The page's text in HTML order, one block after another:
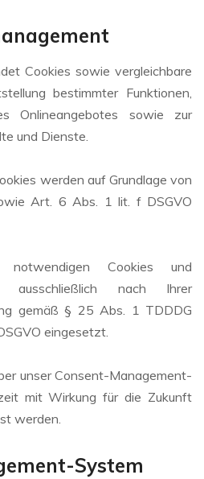
Cookies sowie vergleichbare
bestimmter Funktionen,
Onlineangebotes sowie zur
und Dienste.
werden auf Grundlage von
Art. 6 Abs. 1 lit. f DSGVO
Cookies und
ausschließlich nach Ihrer
gemäß § 25 Abs. 1 TDDDG
eingesetzt.
unser Consent-Management-
mit Wirkung für die Zukunft
werden.
System